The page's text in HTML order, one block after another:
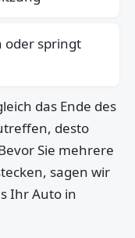
oder springt
das Ende des
desto
Sie mehrere
sagen wir
Ihr Auto in